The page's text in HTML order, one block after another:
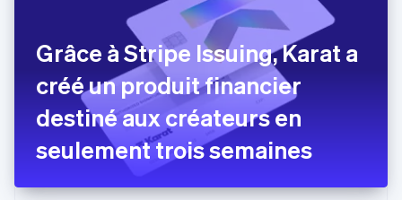
Grâce à Stripe Issuing, Karat a
créé un produit financier
destiné aux créateurs en
seulement trois semaines
English
English
Grèce
English
Hongrie
English
Inde
English
English